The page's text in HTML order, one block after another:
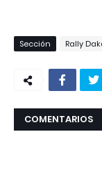
Sección Rally
COMENTARIOS